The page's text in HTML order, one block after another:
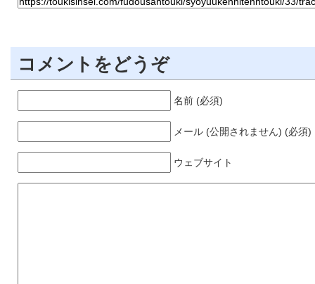
コメントをどうぞ
名前 (必須)
メール (公開されません) (必須)
ウェブサイト